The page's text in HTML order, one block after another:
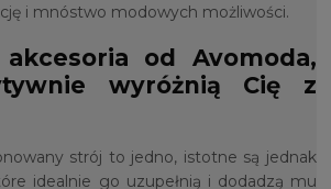
i mnóstwo modowych możliwości.
od Avomoda,
wyróżnią Cię z
strój to jedno, istotne są jednak
idealnie go uzupełnią i dodadzą mu